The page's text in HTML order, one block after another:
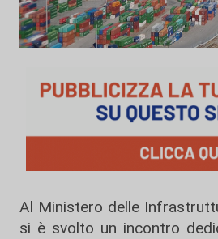
Al Ministero delle
si è svolto un incontro